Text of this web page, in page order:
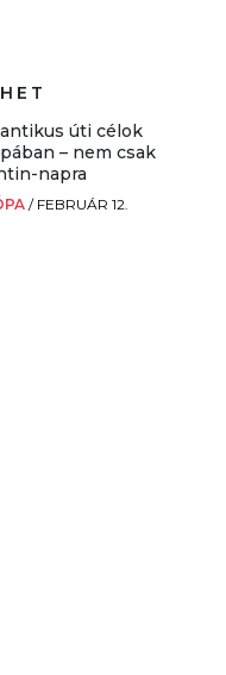
úti célok
– nem csak
napra
/ FEBRUÁR 12.